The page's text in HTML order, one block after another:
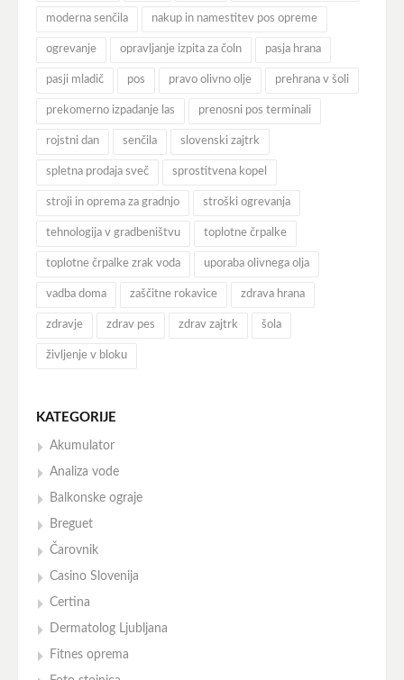
moderna senčila nakup in namestitev pos opreme
ogrevanje opravljanje izpita za čoln pasja hrana
pasji mladič pos pravo olivno olje prehrana v šoli
prekomerno izpadanje las prenosni pos terminali
rojstni dan senčila slovenski zajtrk
spletna prodaja sveč sprostitvena kopel
stroji in oprema za gradnjo stroški ogrevanja
tehnologija v gradbeništvu toplotne črpalke
toplotne črpalke zrak voda uporaba olivnega olja
vadba doma zaščitne rokavice zdrava hrana
zdravje zdrav pes zdrav zajtrk šola
življenje v bloku
KATEGORIJE
Akumulator
Analiza vode
Balkonske ograje
Breguet
Čarovnik
Casino Slovenija
Certina
Dermatolog Ljubljana
Fitnes oprema